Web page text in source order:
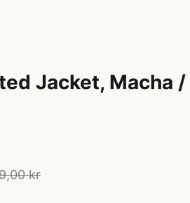
Jacket, Macha
kr